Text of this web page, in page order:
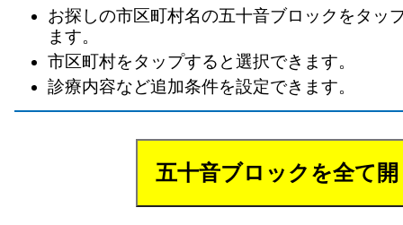
お探しの市区町村名の五十音ブロックをタッ
ます。
市区町村をタップすると選択できます。
診療内容など追加条件を設定できます。